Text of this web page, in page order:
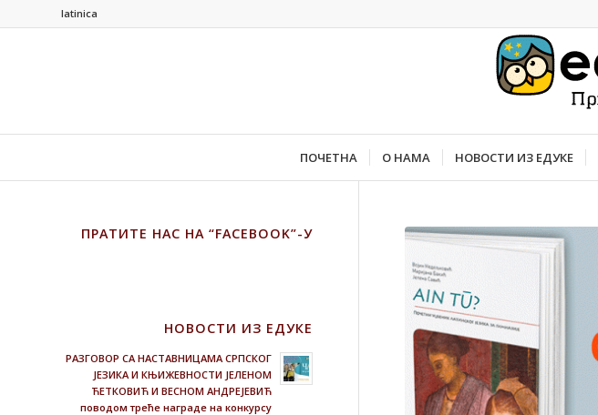
latinica
ПОЧЕТНА О НАМА НОВОСТИ ИЗ ЕДУКЕ
ПРАТИТЕ НАС НА “FACEBOOK”-У
НОВОСТИ ИЗ ЕДУКЕ
РАЗГОВОР СА НАСТАВНИЦАМА СРПСКОГ
ЈЕЗИКА И КЊИЖЕВНОСТИ ЈЕЛЕНОМ
ЋЕТКОВИЋ И ВЕСНОМ АНДРЕЈЕВИЋ
поводом треће награде на конкурсу